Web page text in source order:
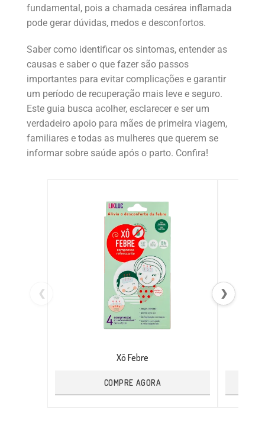
fundamental, pois a chamada cesárea inflamada
pode gerar dúvidas, medos e desconfortos.
Saber como identificar os sintomas, entender as
causas e saber o que fazer são passos
importantes para evitar complicações e garantir
um período de recuperação mais leve e seguro.
Este guia busca acolher, esclarecer e ser um
verdadeiro apoio para mães de primeira viagem,
familiares e todas as mulheres que querem se
informar sobre saúde após o parto. Confira!
❮
Xô Febre
COMPRE AGORA
❯